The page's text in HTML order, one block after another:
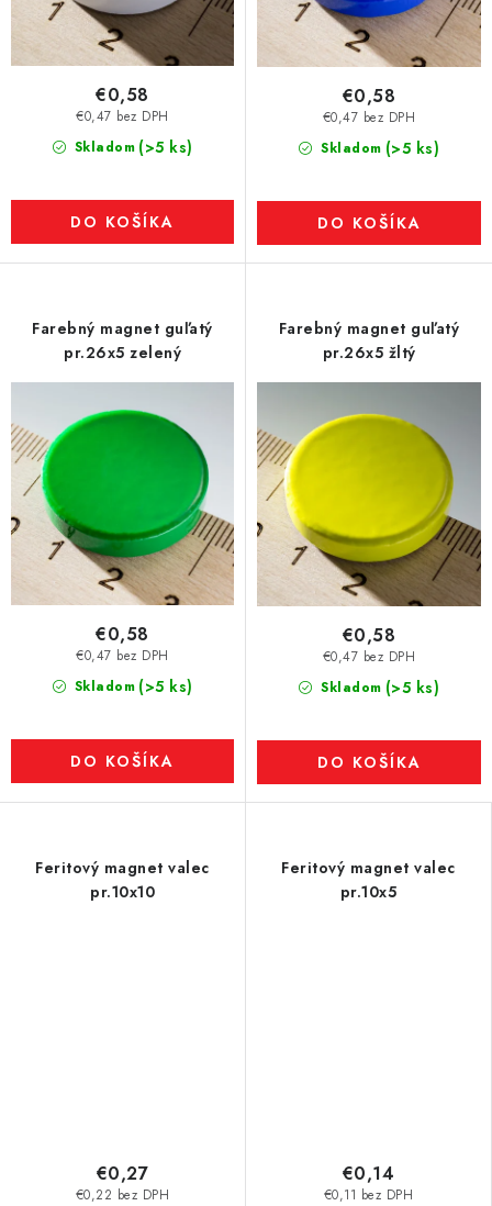
Skladom (>5 ks)
€0,47 bez DPH
€0,58
DO KOŠÍKA
Skladom (>5 ks)
€0,47 bez DPH
€0,58
DO KOŠÍKA
Farebný magnet guľatý
pr.26x5 zelený
Skladom (>5 ks)
€0,47 bez DPH
€0,58
DO KOŠÍKA
Farebný magnet guľatý
pr.26x5 žltý
Skladom (>5 ks)
€0,47 bez DPH
€0,58
DO KOŠÍKA
Feritový magnet valec
pr.10x10
€0,22 bez DPH
€0,27
Feritový magnet valec
pr.10x5
€0,11 bez DPH
€0,14